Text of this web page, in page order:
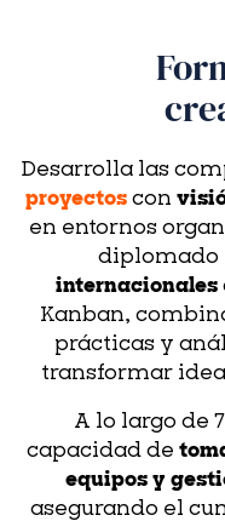
Desarrolla las
proyectoscon
en entornos
diplomado
internacionales
Kanban,
prácticas y
transformar
A lo largo de
capacidad de
equipos y
asegurando el